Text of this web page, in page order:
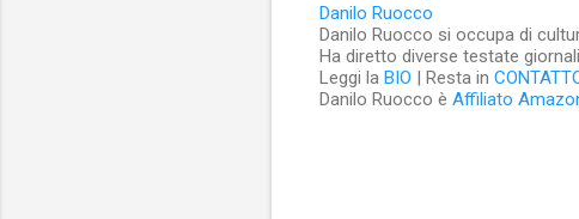
Danilo Ruocco
Danilo Ruocco si occupa di
Ha diretto diverse testate
Leggi la BIO | Resta in
Danilo Ruocco è Affiliato